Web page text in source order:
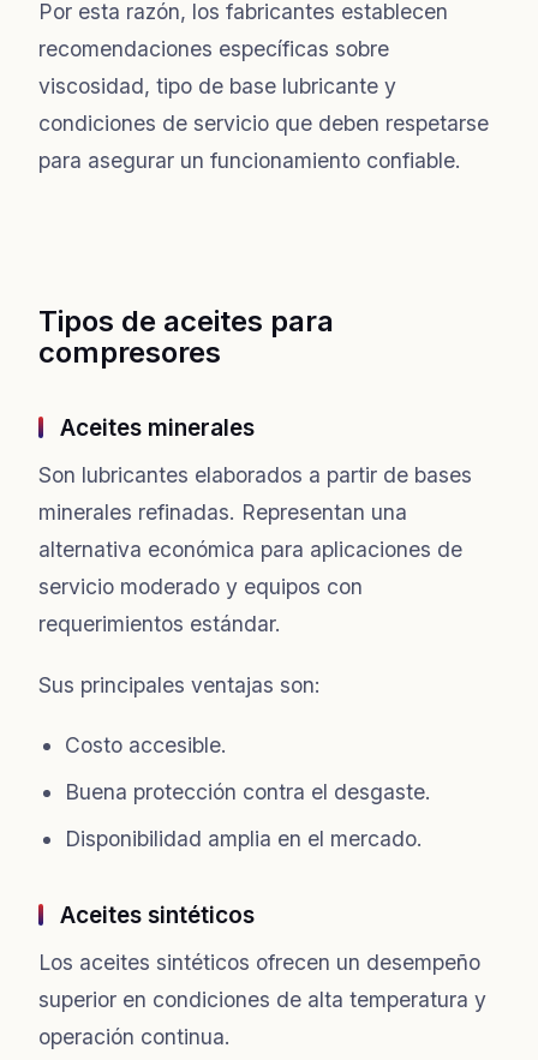
Por esta razón, los fabricantes establecen
recomendaciones específicas sobre
viscosidad, tipo de base lubricante y
condiciones de servicio que deben respetarse
para asegurar un funcionamiento confiable.
Tipos de aceites para
compresores
Aceites minerales
Son lubricantes elaborados a partir de bases
minerales refinadas. Representan una
alternativa económica para aplicaciones de
servicio moderado y equipos con
requerimientos estándar.
Sus principales ventajas son:
Costo accesible.
Buena protección contra el desgaste.
Disponibilidad amplia en el mercado.
Aceites sintéticos
Los aceites sintéticos ofrecen un desempeño
superior en condiciones de alta temperatura y
operación continua.